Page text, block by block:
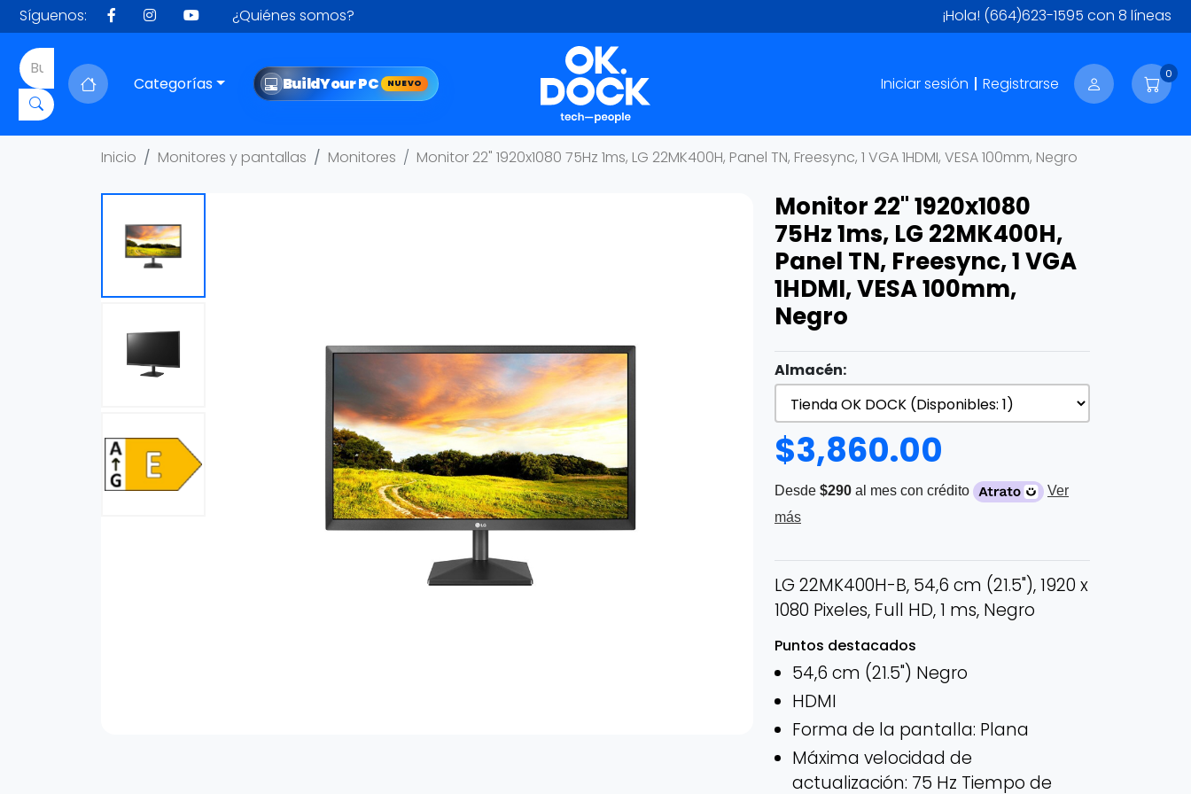
Síguenos: ¿Quiénes somos? ¡Hola! (664)623-1595 con 8 líneas
Categorías BuildYour PC NUEVO Iniciar sesión Registrarse
0
Inicio Monitores y pantallas Monitores Monitor 22" 1920x1080 75Hz 1ms, LG 22MK400H, Panel TN, Freesync, 1 VGA 1HDMI, VESA 100mm, Negro
Monitor 22" 1920x1080
75Hz 1ms, LG 22MK400H,
Panel TN, Freesync, 1 VGA
1HDMI, VESA 100mm,
Negro
Almacén:
$3,860.00
Desde $290 al mes con crédito
Ver
más
LG 22MK400H-B, 54,6 cm (21.5"), 1920 x
1080 Pixeles, Full HD, 1 ms, Negro
Puntos destacados
54,6 cm (21.5") Negro
HDMI
Forma de la pantalla: Plana
Máxima velocidad de
actualización: 75 Hz Tiempo de